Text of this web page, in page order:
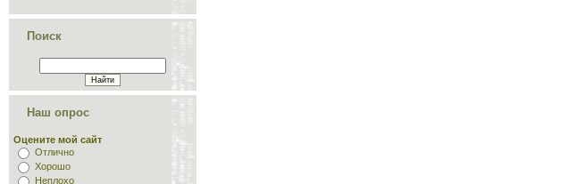
Поиск
Наш опрос
Оцените мой сайт
Отлично
Хорошо
Неплохо